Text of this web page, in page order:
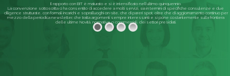
Il rapporto con BIT è maturato e si è intensificato nell'ultimo quinquennio.
La convenzione sottoscritta ci ha consentito di accedere a molti servizi, sia in termini di specifiche consulenze e due
diligence strutturate, con formali incarichi e sopralluoghi on-site, che di pareri spot; oltre che di aggiornamento continuo per
mezzo della periodica newsletter, che tratta argomenti sempre interessanti e si pone costantemente sulla frontiera
delle ultime Novità, normative o commerciali, dei settori presidiati.
Leggi di più